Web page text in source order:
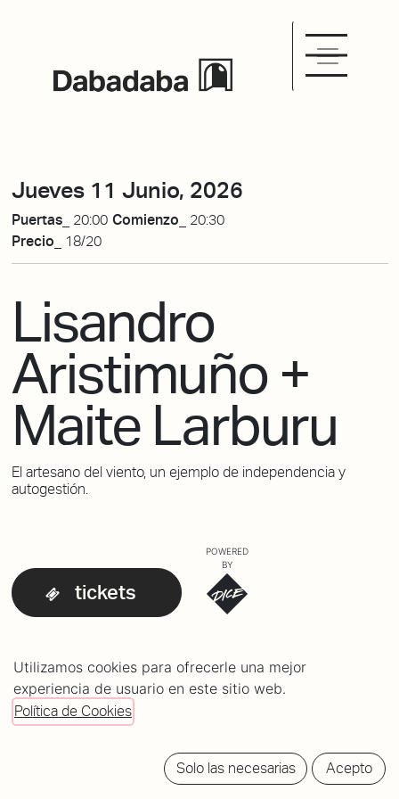
Jueves 11 Junio, 2026
Puertas_ 20:00 Comienzo_ 20:30
Precio_
18/20
Lisandro
Aristimuño +
Maite Larburu
El artesano del viento, un ejemplo de independencia y
autogestión.
tickets
POWERED
BY
LINE-UP
20:30h Maite Larburu
21:30h Lisandro Aristimuño
Utilizamos cookies para ofrecerle una mejor
experiencia de usuario en este sitio web.
Política de Cookies
Solo las necesarias Acepto